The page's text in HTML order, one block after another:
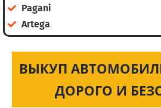
Pagani
Artega
ВЫКУП
ДОРОГО И